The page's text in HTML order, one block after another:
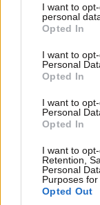
not limited to
grant or deny
use your data
consent section.
I want to
personal
Opted In
I want to
Personal
Opted In
I want to
Personal
Opted In
I want to
Retention,
Personal
Purposes for
Opted Out
Εριέττα
φιλιά με τον